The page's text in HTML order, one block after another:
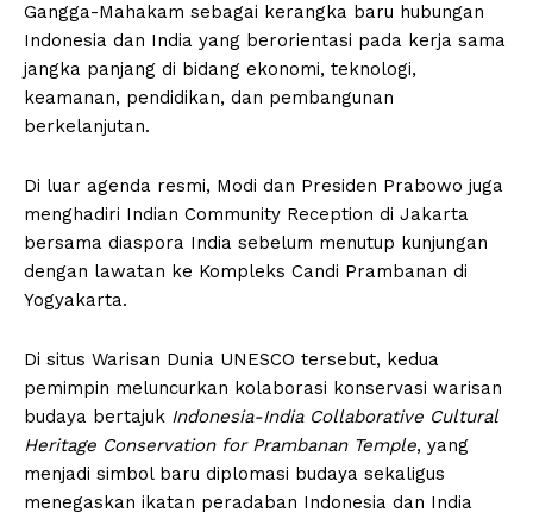
Gangga-Mahakam sebagai kerangka baru hubungan
Indonesia dan India yang berorientasi pada kerja sama
jangka panjang di bidang ekonomi, teknologi,
keamanan, pendidikan, dan pembangunan
berkelanjutan.
Di luar agenda resmi, Modi dan Presiden Prabowo juga
menghadiri Indian Community Reception di Jakarta
bersama diaspora India sebelum menutup kunjungan
dengan lawatan ke Kompleks Candi Prambanan di
Yogyakarta.
Di situs Warisan Dunia UNESCO tersebut, kedua
pemimpin meluncurkan kolaborasi konservasi warisan
budaya bertajuk Indonesia-India Collaborative Cultural
Heritage Conservation for Prambanan Temple, yang
menjadi simbol baru diplomasi budaya sekaligus
menegaskan ikatan peradaban Indonesia dan India